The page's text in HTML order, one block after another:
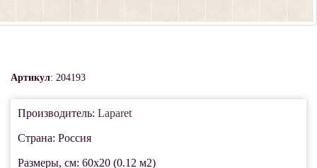
Артикул: 204193
Производитель: Laparet
Страна: Россия
Размеры, см: 60x20 (0.12 м2)